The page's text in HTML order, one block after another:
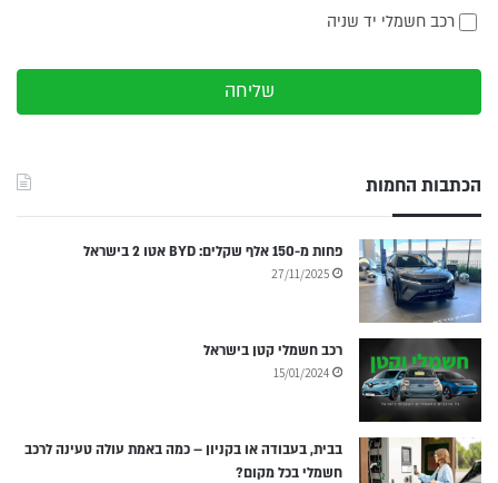
רכב חשמלי יד שניה
שליחה
הכתבות החמות
פחות מ-150 אלף שקלים: BYD אטו 2 בישראל
27/11/2025
רכב חשמלי קטן בישראל
15/01/2024
בבית, בעבודה או בקניון – כמה באמת עולה טעינה לרכב
חשמלי בכל מקום?